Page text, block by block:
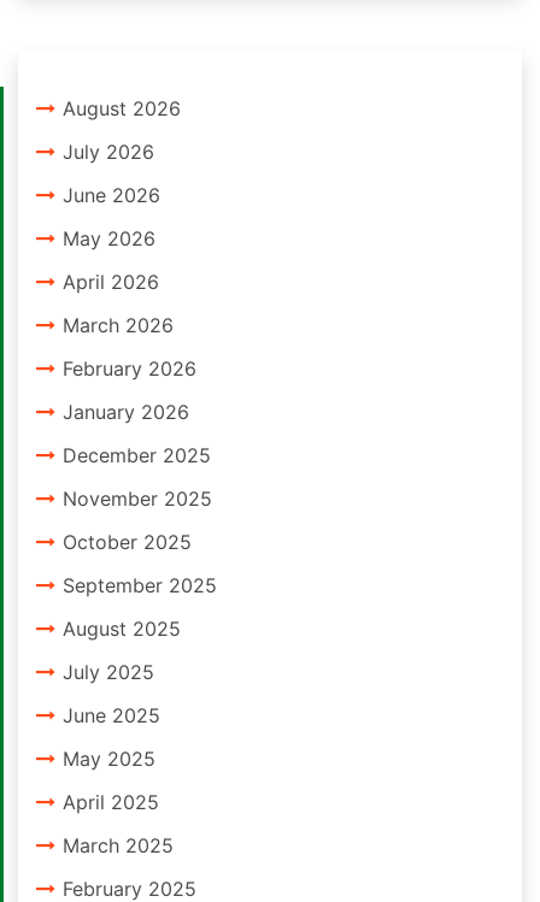
August 2026
July 2026
June 2026
May 2026
April 2026
March 2026
February 2026
January 2026
December 2025
November 2025
October 2025
September 2025
August 2025
July 2025
June 2025
May 2025
April 2025
March 2025
February 2025